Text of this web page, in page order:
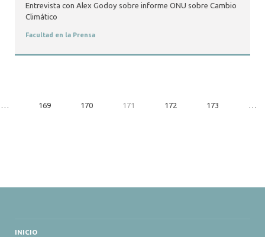
Entrevista con Alex Godoy sobre informe ONU sobre Cambio
Climático
Facultad en la Prensa
… 169 170 171 172 173 …
INICIO